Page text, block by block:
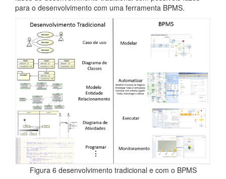
para o desenvolvimento com uma ferramenta BPMS.
Figura 6 desenvolvimento tradicional e com o BPMS